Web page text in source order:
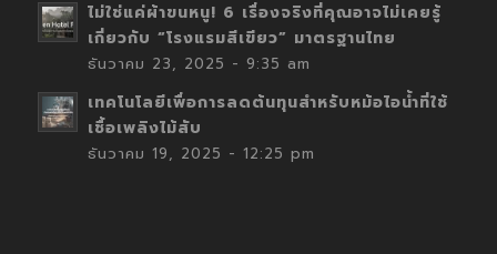
ไม่ใช่แค่ผ้าขนหนู! 6 เรื่องจริงที่คุณอาจไม่เคยรู้
เกี่ยวกับ “โรงแรมสีเขียว” มาตรฐานไทย
ธันวาคม 23, 2025 - 9:35 am
เทคโนโลยีเพื่อการลดต้นทุนสำหรับหม้อไอน้ำที่ใช้
เชื้อเพลิงไม้สับ
ธันวาคม 19, 2025 - 12:25 pm